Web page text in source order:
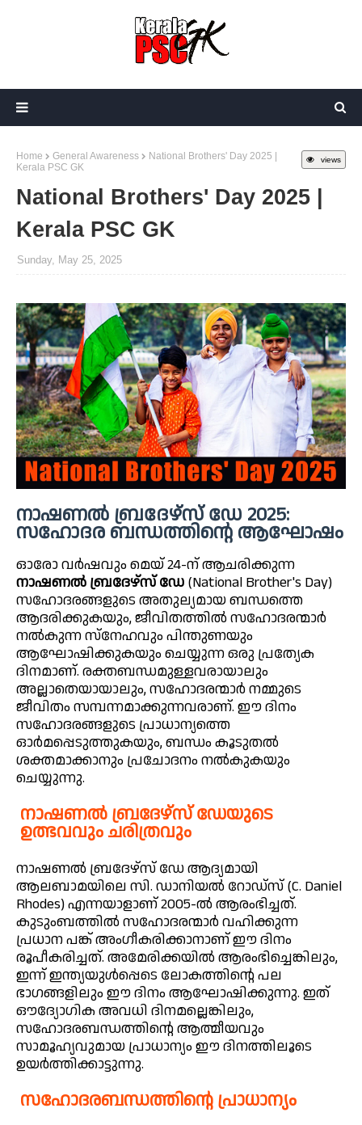
views
Home General Awareness
National Brothers' Day 2025 |
Kerala PSC GK
National Brothers' Day 2025 |
Kerala PSC GK
Sunday, May 25, 2025
നാഷണൽ ബ്രദേഴ്സ് ഡേ 2025:
സഹോദര ബന്ധത്തിന്റെ ആഘോഷം
ഓരോ വർഷവും മെയ് 24-ന് ആചരിക്കുന്ന
നാഷണൽ ബ്രദേഴ്സ് ഡേ (National Brother's Day)
സഹോദരങ്ങളുടെ അതുല്യമായ ബന്ധത്തെ
ആദരിക്കുകയും, ജീവിതത്തിൽ സഹോദരന്മാർ
നൽകുന്ന സ്‌നേഹവും പിന്തുണയും
ആഘോഷിക്കുകയും ചെയ്യുന്ന ഒരു പ്രത്യേക
ദിനമാണ്. രക്തബന്ധമുള്ളവരായാലും
അല്ലാതെയായാലും, സഹോദരന്മാർ നമ്മുടെ
ജീവിതം സമ്പന്നമാക്കുന്നവരാണ്. ഈ ദിനം
സഹോദരങ്ങളുടെ പ്രാധാന്യത്തെ
ഓർമപ്പെടുത്തുകയും, ബന്ധം കൂടുതൽ
ശക്തമാക്കാനും പ്രചോദനം നൽകുകയും
ചെയ്യുന്നു.
നാഷണൽ ബ്രദേഴ്സ് ഡേയുടെ
ഉത്ഭവവും ചരിത്രവും
നാഷണൽ ബ്രദേഴ്സ് ഡേ ആദ്യമായി
ആലബാമയിലെ സി. ഡാനിയൽ റോഡ്സ് (C. Daniel
Rhodes) എന്നയാളാണ് 2005-ൽ ആരംഭിച്ചത്.
കുടുംബത്തിൽ സഹോദരന്മാർ വഹിക്കുന്ന
പ്രധാന പങ്ക് അംഗീകരിക്കാനാണ് ഈ ദിനം
രൂപീകരിച്ചത്. അമേരിക്കയിൽ ആരംഭിച്ചെങ്കിലും,
ഇന്ന് ഇന്ത്യയുള്‍പ്പെടെ ലോകത്തിന്റെ പല
ഭാഗങ്ങളിലും ഈ ദിനം ആഘോഷിക്കുന്നു. ഇത്
ഔദ്യോഗിക അവധി ദിനമല്ലെങ്കിലും,
സഹോദരബന്ധത്തിന്റെ ആത്മീയവും
സാമൂഹ്യവുമായ പ്രാധാന്യം ഈ ദിനത്തിലൂടെ
ഉയർത്തിക്കാട്ടുന്നു.
സഹോദരബന്ധത്തിന്റെ പ്രാധാന്യം